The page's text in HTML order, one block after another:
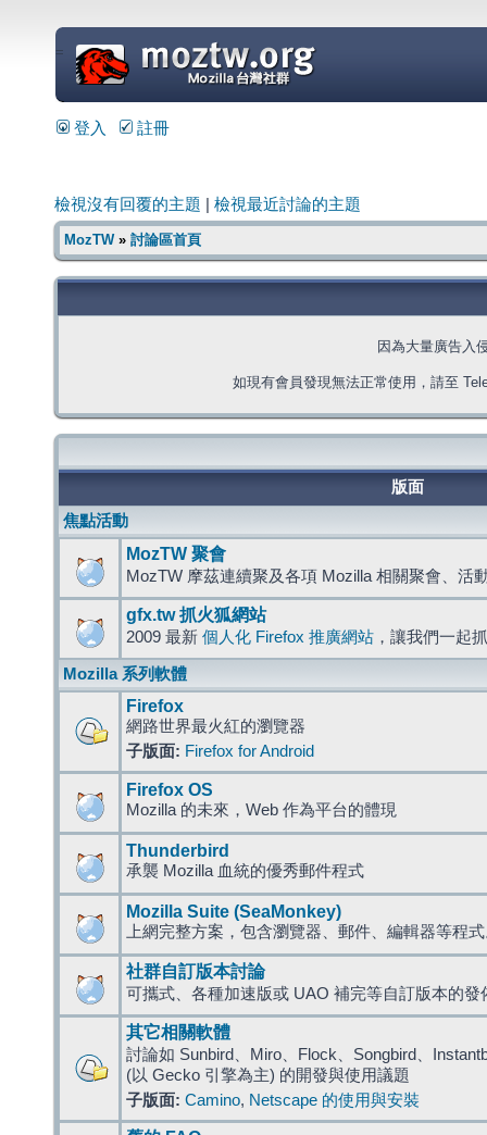
=
登入 註冊
檢視沒有回覆的主題 檢視最近討論的主題
MozTW» 討論區首頁
因為大量廣告入
如現有會員發現無法正常使用，請至
版面
焦點活動
MozTW 聚會
MozTW 摩茲連續聚及各項 Mozilla 相關聚會、活
gfx.tw 抓火狐網站
2009 最新 個人化 Firefox 推廣網站 ，讓我們一起
Mozilla 系列軟體
Firefox
網路世界最火紅的瀏覽器
子版面: Firefox for Android
Firefox OS
Mozilla 的未來，Web 作為平台的體現
Thunderbird
承襲 Mozilla 血統的優秀郵件程式
Mozilla Suite (SeaMonkey)
上網完整方案，包含瀏覽器、郵件、編輯器等程
社群自訂版本討論
可攜式、各種加速版或 UAO 補完等自訂版本的發
其它相關軟體
討論如 Sunbird、Miro、Flock、Songbird、
(以 Gecko 引擎為主) 的開發與使用議題
子版面: Camino, Netscape 的使用與安裝